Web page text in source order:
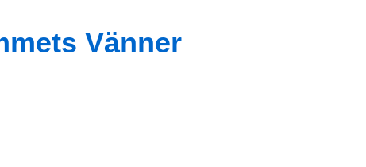
Vänner